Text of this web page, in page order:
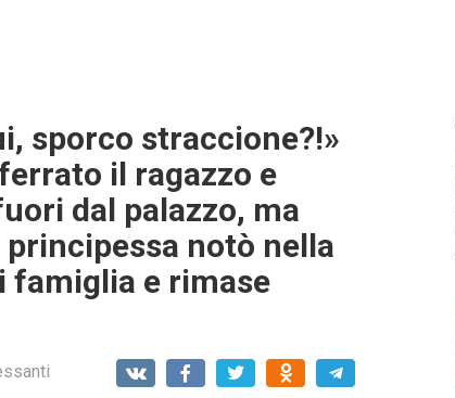
sporco straccione?!»
il ragazzo e
dal palazzo, ma
notò nella
famiglia e rimase